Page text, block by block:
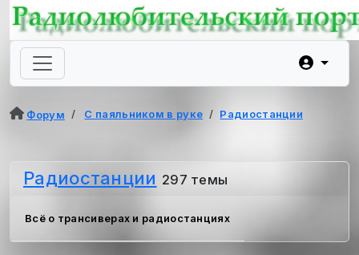
Форум С паяльником в руке Радиостанции
Радиостанции 297 темы
Всё о трансиверах и радиостанциях